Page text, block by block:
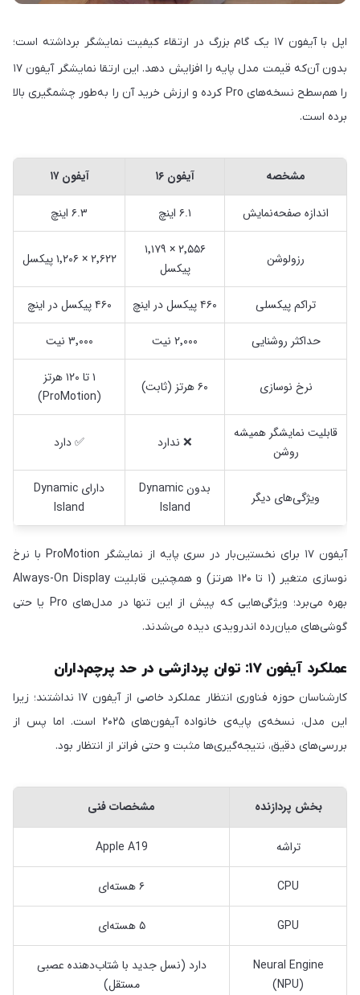
اپل با آیفون ۱۷ یک گام بزرگ در ارتقاء کیفیت نمایشگر برداشته است؛
بدون آن‌که قیمت مدل پایه را افزایش دهد. این ارتقا نمایشگر آیفون ۱۷
را هم‌سطح نسخه‌های Pro کرده و ارزش خرید آن را به‌طور چشمگیری بالا
برده است.
مشخصه آیفون ۱۶ آیفون ۱۷
اندازه صفحه‌نمایش ۶.۱ اینچ ۶.۳ اینچ
رزولوشن
۲٬۵۵۶ × ۱٬۱۷۹
پیکسل
۲٬۶۲۲ × ۱٬۲۰۶ پیکسل
تراکم پیکسلی ۴۶۰ پیکسل در اینچ ۴۶۰ پیکسل در اینچ
حداکثر روشنایی ۲٬۰۰۰ نیت ۳٬۰۰۰ نیت
نرخ نوسازی ۶۰ هرتز (ثابت)
۱ تا ۱۲۰ هرتز
(ProMotion)
قابلیت نمایشگر همیشه
روشن
❌ ندارد ✅ دارد
ویژگی‌های دیگر
بدون Dynamic
Island
دارای Dynamic
Island
آیفون ۱۷ برای نخستین‌بار در سری پایه از نمایشگر ProMotion با نرخ
نوسازی متغیر (۱ تا ۱۲۰ هرتز) و همچنین قابلیت Always-On Display
بهره می‌برد؛ ویژگی‌هایی که پیش از این تنها در مدل‌های Pro یا حتی
گوشی‌های میان‌رده اندرویدی دیده می‌شدند.
عملکرد آیفون ۱۷: توان پردازشی در حد پرچم‌داران
کارشناسان حوزه فناوری انتظار عملکرد خاصی از آیفون ۱۷ نداشتند؛ زیرا
این مدل، نسخه‌ی پایه‌ی خانواده آیفون‌های ۲۰۲۵ است. اما پس از
بررسی‌های دقیق، نتیجه‌گیری‌ها مثبت و حتی فراتر از انتظار بود.
بخش پردازنده مشخصات فنی
تراشه Apple A19
CPU ۶ هسته‌ای
GPU ۵ هسته‌ای
Neural Engine
(NPU)
دارد (نسل جدید با شتاب‌دهنده عصبی
مستقل)